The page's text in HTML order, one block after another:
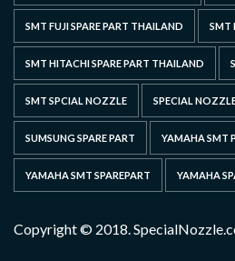
SMT FUJI SPARE PART THAILAND SMT
SMT HITACHI SPARE PART THAILAND
SMT SPCIAL NOZZLE SPECIAL
SUMSUNG SPARE PART YAMAHA SMT
YAMAHA SMT SPAREPART YAMAHA
Copyright © 2018.